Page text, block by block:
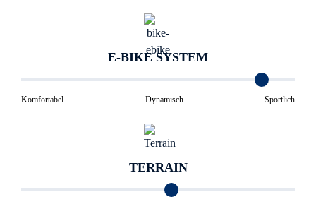
E-BIKE SYSTEM
Komfortabel Dynamisch Sportlich
TERRAIN